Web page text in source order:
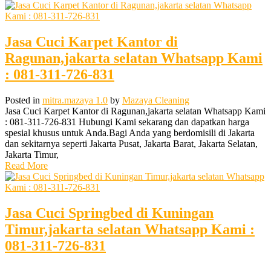
Jasa Cuci Karpet Kantor di
Ragunan,jakarta selatan Whatsapp Kami
: 081-311-726-831
Posted in mitra.mazaya 1.0 by Mazaya Cleaning
Jasa Cuci Karpet Kantor di Ragunan,jakarta selatan Whatsapp Kami
: 081-311-726-831 Hubungi Kami sekarang dan dapatkan harga
spesial khusus untuk Anda.Bagi Anda yang berdomisili di Jakarta
dan sekitarnya seperti Jakarta Pusat, Jakarta Barat, Jakarta Selatan,
Jakarta Timur,
Read More
Jasa Cuci Springbed di Kuningan
Timur,jakarta selatan Whatsapp Kami :
081-311-726-831